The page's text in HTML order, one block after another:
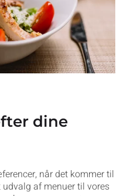
dine
når det kommer til
af menuer til vores